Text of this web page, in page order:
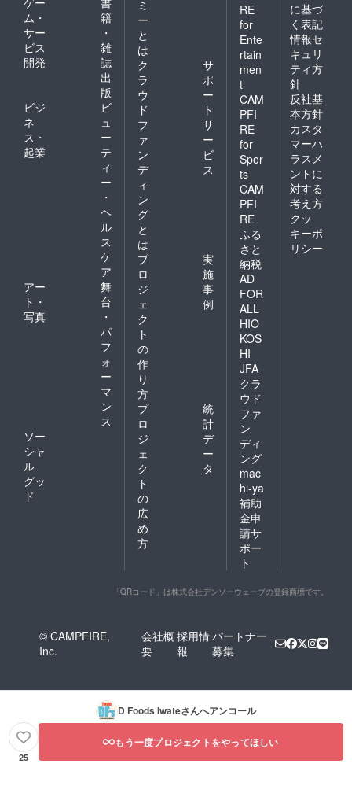
ム・
サー
ビス
開発
籍
・
雑
誌
出
版
ビジ
ネ
ス・
起業
ビ
ュ
ー
テ
ィ
ー
・
ヘ
ル
ス
ケ
ア
アー
ト・
写真
舞
台
・
パ
フ
ォ
ー
マ
ン
ス
ソー
シャ
ル
グッ
ド
ミ
ー
と
は
ク
ラ
ウ
ド
フ
ァ
ン
デ
ィ
ン
グ
と
は
サ
ポ
ー
ト
サ
ー
ビ
ス
プ
ロ
ジ
ェ
ク
ト
の
作
り
方
実
施
事
例
プ
ロ
ジ
ェ
ク
ト
の
広
め
方
統
計
デ
ー
タ
RE
for
Ente
rtain
men
t
CAM
PFI
RE
for
Spor
ts
CAM
PFI
RE
ふる
さと
納税
AD
FOR
ALL
HIO
KOS
HI
JFA
クラ
ウド
ファ
ン
ディ
ング
mac
hi-ya
補助
金申
請サ
ポー
ト
に基づ
く表記
情報セ
キュリ
ティ方
針
反社基
本方針
カスタ
マーハ
ラスメ
ントに
対する
考え方
クッ
キーポ
リシー
「QRコード」は株式会社デンソーウェーブの登録商標です。
© CAMPFIRE,
Inc.
会社概
要
採用情
報
パートナー
募集
D Foods Iwateさんへアンコール
25
もう一度プロジェクトをやってほしい